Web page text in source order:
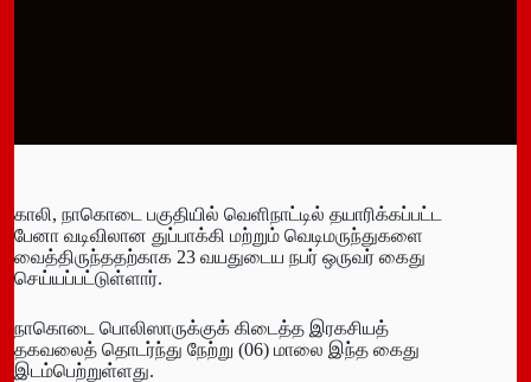
காலி, நாகொடை பகுதியில் வெளிநாட்டில் தயாரிக்கப்பட்ட
பேனா வடிவிலான துப்பாக்கி மற்றும் வெடிமருந்துகளை
வைத்திருந்ததற்காக 23 வயதுடைய நபர் ஒருவர் கைது
செய்யப்பட்டுள்ளார்.
நாகொடை பொலிஸாருக்குக் கிடைத்த இரகசியத்
தகவலைத் தொடர்ந்து நேற்று (06) மாலை இந்த கைது
இடம்பெற்றுள்ளது.